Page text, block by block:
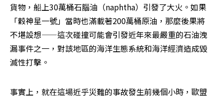
貨物，船上30萬桶石腦油（naphtha）引發了大火。如果
「穀神星一號」當時也滿載著200萬桶原油，那麼後果將
不堪設想——這次碰撞可能會引發近年來最嚴重的石油洩
漏事件之一，對該地區的海洋生態系統和海洋經濟造成毀
滅性打擊。
事實上，就在這場近乎災難的事故發生前幾個小時，歐盟